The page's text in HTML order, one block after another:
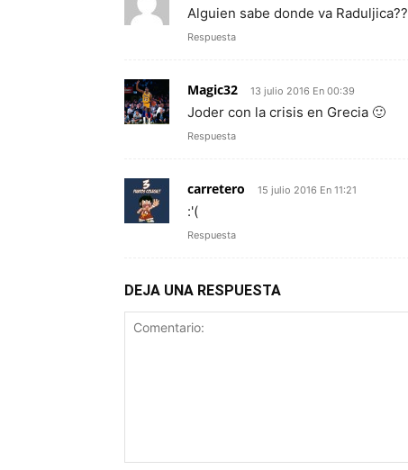
Alguien sabe donde va Raduljica??
Respuesta
Magic32 13 julio 2016 En 00:39
Joder con la crisis en Grecia 🙂
Respuesta
carretero 15 julio 2016 En 11:21
:'(
Respuesta
DEJA UNA RESPUESTA